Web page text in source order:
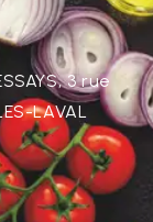
3 rue
LAVAL